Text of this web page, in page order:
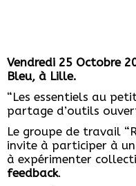
Vendredi 25 Octobre
Bleu, à Lille.
“Les essentiels au
partage d’outils
Le groupe de travail
invite à participer à un
à expérimenter
feedback.